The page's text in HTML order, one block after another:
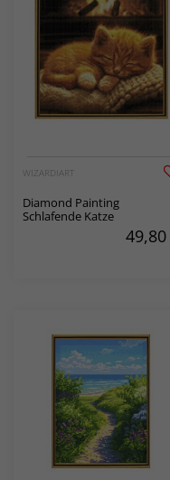
WIZARDIART
Diamond Painting
Schlafende Katze
49,80